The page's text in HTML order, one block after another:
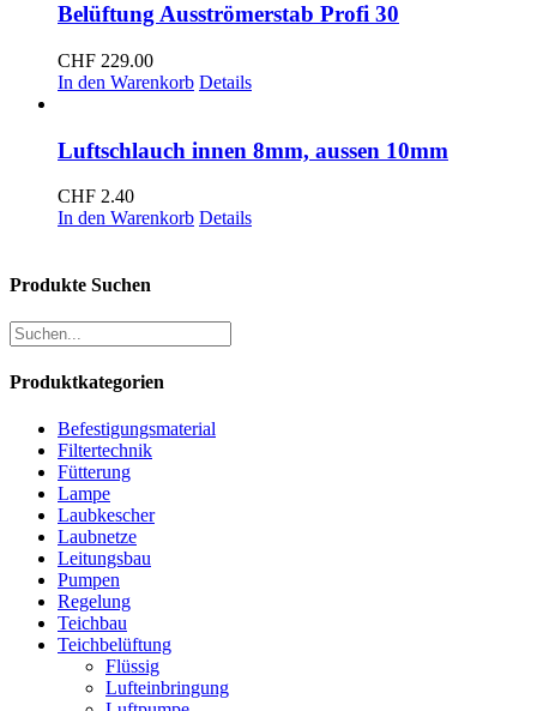
Belüftung Ausströmerstab Profi 30
CHF 229.00
In den Warenkorb Details
Luftschlauch innen 8mm, aussen 10mm
CHF 2.40
In den Warenkorb Details
Produkte Suchen
Produktkategorien
Befestigungsmaterial
Filtertechnik
Fütterung
Lampe
Laubkescher
Laubnetze
Leitungsbau
Pumpen
Regelung
Teichbau
Teichbelüftung
Flüssig
Lufteinbringung